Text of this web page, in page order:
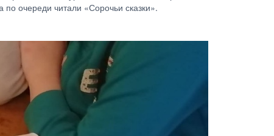
по очереди читали «Сорочьи сказки».